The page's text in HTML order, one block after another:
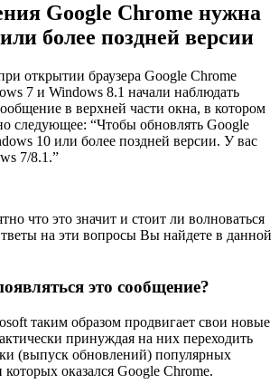
Google Chrome нужна
более поздней версии
открытии браузера Google Chrome
7 и Windows 8.1 начали наблюдать
в верхней части окна, в котором
следующее: “Чтобы обновлять Google
10 или более поздней версии. У вас
7/8.1.”
что это значит и стоит ли волноваться
на эти вопросы Вы найдете в данной
это сообщение?
таким образом продвигает свои новые
принуждая на них переходить
(выпуск обновлений) популярных
оказался Google Chrome.